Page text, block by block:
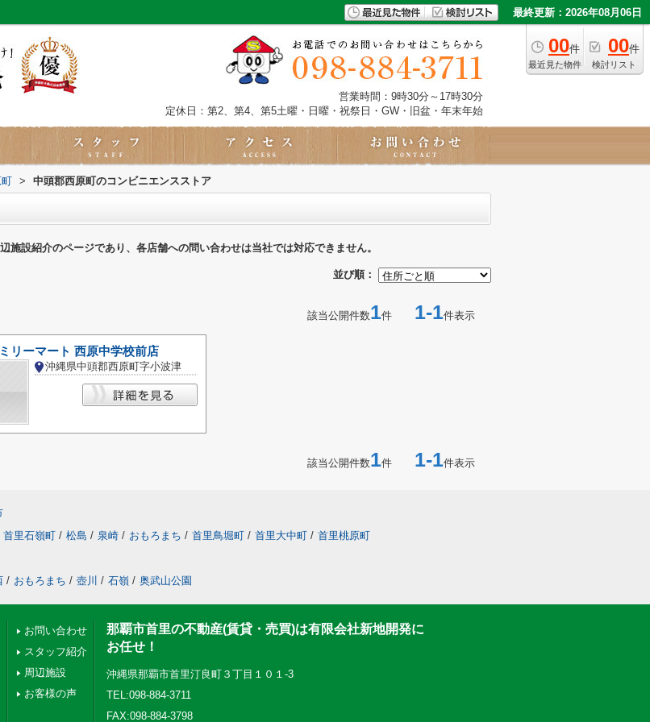
最終更新：2026年08月06日
00件
最近見た物件
00件
検討リスト
営業時間：9時30分～17時30分
定休日：第2、第4、第5土曜・日曜・祝祭日・GW・旧盆・年末年始
> 中頭郡西原町のコンビニエンスストア
施設紹介のページであり、各店舗への問い合わせは当社では対応できません。
並び順：
該当公開件数1件 1-1件表示
リーマート 西原中学校前店
沖縄県中頭郡西原町字小波津
該当公開件数1件 1-1件表示
首里石嶺町 / 松島 / 泉崎 / おもろまち / 首里鳥堀町 / 首里大中町 / 首里桃原町
/ おもろまち / 壺川 / 石嶺 / 奥武山公園
お問い合わせ
スタッフ紹介
周辺施設
お客様の声
那覇市首里の不動産(賃貸・売買)は有限会社新地開発に
お任せ！
沖縄県那覇市首里汀良町３丁目１０１-3
TEL:098-884-3711
FAX:098-884-3798